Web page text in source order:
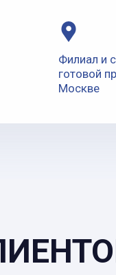
Филиал и
готовой
Москве